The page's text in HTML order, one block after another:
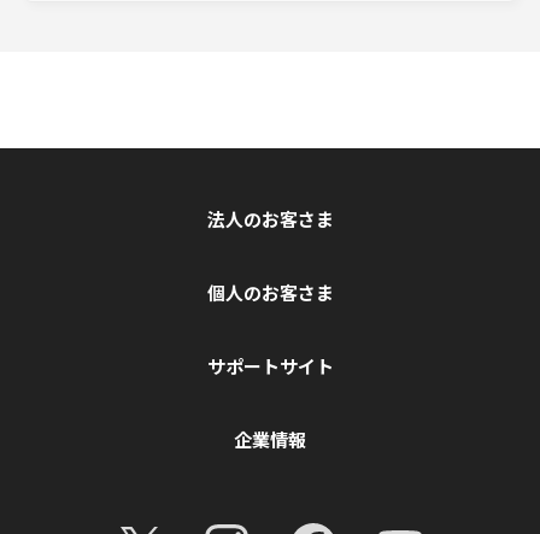
法人のお客さま
個人のお客さま
サポートサイト
企業情報